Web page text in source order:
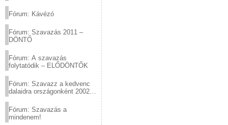
Fórum: Kávézó
Fórum: Szavazás 2011 –
DÖNTŐ
Fórum: A szavazás
folytatódik – ELŐDÖNTŐK
Fórum: Szavazz a kedvenc
dalaidra országonként 2002
Fórum: Szavazás a
mindenem!